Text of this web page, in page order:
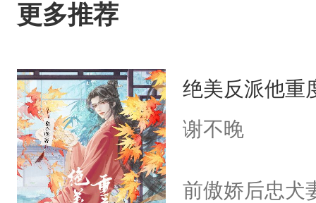
更多推荐
绝美反派他重
谢不晚
前傲娇后忠犬